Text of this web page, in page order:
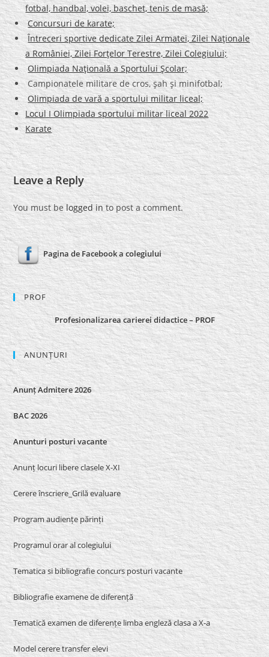
fotbal, handbal, volei, baschet, tenis de masă;
Concursuri de karate;
Întreceri sportive dedicate Zilei Armatei, Zilei Naţionale
a României, Zilei Forţelor Terestre, Zilei Colegiului;
Olimpiada Naţională a Sportului Şcolar;
Campionatele militare de cros, şah şi minifotbal;
Olimpiada de vară a sportului militar liceal;
Locul I Olimpiada sportului militar liceal 2022
Karate
Leave a Reply
You must be logged into post a comment.
Pagina de Facebook a colegiului
PROF
Profesionalizarea carierei didactice – PROF
ANUNȚURI
Anunț Admitere 2026
BAC 2026
Anunturi posturi vacante
Anunț locuri libere clasele X-XI
Cerere înscriere_Grilă evaluare
Program audiențe părinți
Programul orar al colegiului
Tematica si bibliografie concurs posturi vacante
Bibliografie examene de diferență
Tematică examen de diferențe limba engleză clasa a X-a
Model cerere transfer elevi